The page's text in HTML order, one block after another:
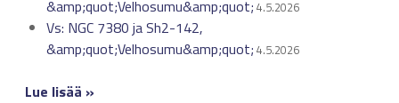
&amp;quot;Velhosumu&amp;quot; 4.5.2026
Vs: NGC 7380 ja Sh2-142,
&amp;quot;Velhosumu&amp;quot; 4.5.2026
Lue lisää »